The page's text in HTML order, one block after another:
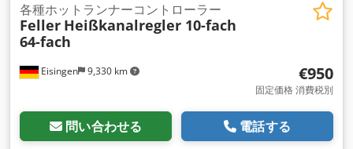
Eisingen 9,330 km
各種ホットランナーコントローラー
Feller Heißkanalregler 10-fach
64-fach
€950
固定価格 消費税別
問い合わせる 電話する